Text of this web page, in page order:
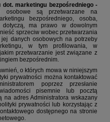
dot. marketingu bezpośredniego -
osobowe są przetwarzane na
bezpośredniego, osoba,
dotyczą, ma prawo w dowolnym
sprzeciw wobec przetwarzania
jej danych osobowych na potrzeby
w tym profilowania, w
przetwarzanie jest związane z
bezpośrednim.
o których mowa w niniejszym
prywatności można kontaktować
poprzez przesłanie
pisemnie lub pocztą
na adres Administratora wskazany
prywatności lub korzystając z
dostępnego na stronie